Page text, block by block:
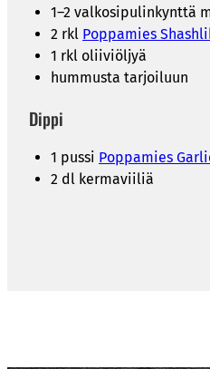
1–2 valkosipulinkynttä
2 rkl Poppamies
1 rkl oliiviöljyä
hummusta tarjoiluun
Dippi
1 pussi Poppamies
2 dl kermaviiliä